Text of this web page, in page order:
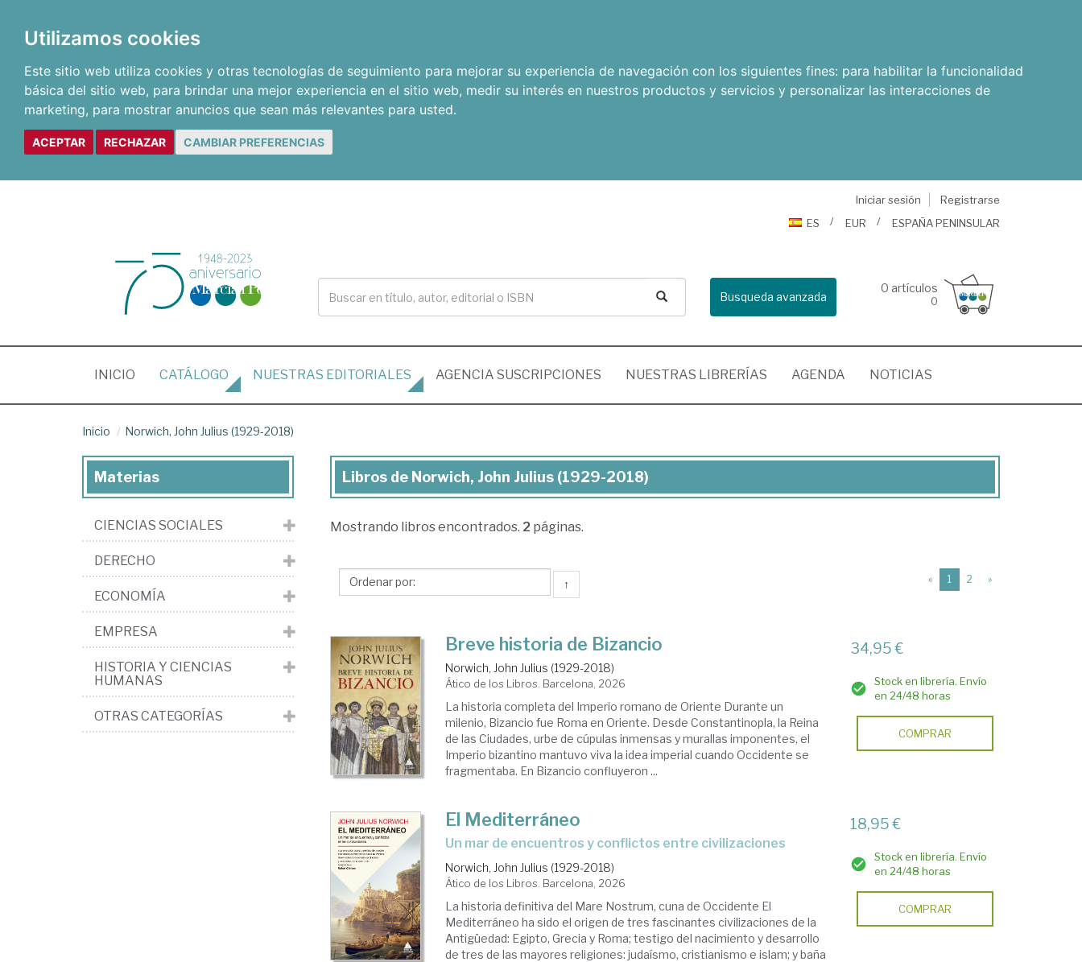
Utilizamos cookies
Este sitio web utiliza cookies y otras tecnologías de seguimiento para mejorar su experiencia de navegación con los siguientes fines: para habilitar la funcionalidad
básica del sitio web, para brindar una mejor experiencia en el sitio web, medir su interés en nuestros productos y servicios y personalizar las interacciones de
marketing, para mostrar anuncios que sean más relevantes para usted.
ACEPTAR RECHAZAR CAMBIAR PREFERENCIAS
Iniciar sesión
Registrarse
ES
EUR ESPAÑA PENINSULAR
Busqueda avanzada
0 artículos
0
INICIO (CURRENT)
CATÁLOGO NUESTRAS EDITORIALES AGENCIA SUSCRIPCIONES NUESTRAS LIBRERÍAS AGENDA NOTICIAS
Inicio Norwich, John Julius (1929-2018)
Libros
Norwich,
Julius
2018)
Libros de Norwich, John Julius (1929-2018)
Mostrando libros encontrados. 2 páginas.
↑ « 1 (current)
2 »
Breve historia de Bizancio
Norwich, John Julius (1929-2018)
Ático de los Libros. Barcelona, 2026
La historia completa del Imperio romano de Oriente Durante un
milenio, Bizancio fue Roma en Oriente. Desde Constantinopla, la Reina
de las Ciudades, urbe de cúpulas inmensas y murallas imponentes, el
Imperio bizantino mantuvo viva la idea imperial cuando Occidente se
fragmentaba. En Bizancio confluyeron ...
34,95 €
Stock en librería. Envío
en 24/48 horas
COMPRAR
El Mediterráneo
Un mar de encuentros y conflictos entre civilizaciones
Norwich, John Julius (1929-2018)
Ático de los Libros. Barcelona, 2026
La historia definitiva del Mare Nostrum, cuna de Occidente El
Mediterráneo ha sido el origen de tres fascinantes civilizaciones de la
Antigüedad: Egipto, Grecia y Roma; testigo del nacimiento y desarrollo
de tres de las mayores religiones: judaísmo, cristianismo e islam; y baña
18,95 €
Stock en librería. Envío
en 24/48 horas
COMPRAR
Materias
CIENCIAS SOCIALES
DERECHO
ECONOMÍA
EMPRESA
HISTORIA Y CIENCIAS
HUMANAS
OTRAS CATEGORÍAS